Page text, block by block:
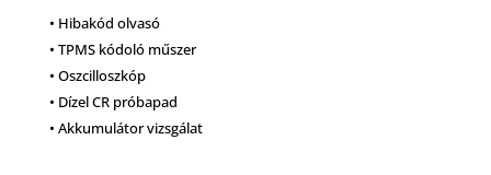
• Hibakód olvasó
• TPMS kódoló műszer
• Oszcilloszkóp
• Dízel CR próbapad
• Akkumulátor vizsgálat